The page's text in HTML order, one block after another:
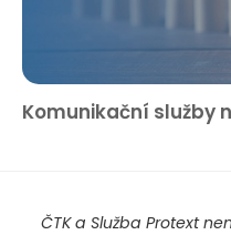
Komunikační služby
ČTK a Služba Protext